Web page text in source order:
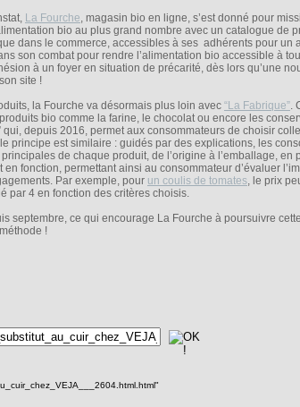
La Fourche, magasin bio en ligne, s’est donné pour
bio au plus grand nombre avec un catalogue de
dans le commerce, accessibles à ses adhérents pour un
son combat pour rendre l’alimentation bio accessible à
à un foyer en situation de précarité, dès lors qu’une
site !
la Fourche va désormais plus loin avec “La Fabrique”.
bio comme la farine, le chocolat ou encore les
qui, depuis 2016, permet aux consommateurs de choisir
principe est similaire : guidés par des explications, les
de chaque produit, de l’origine à l’emballage, en
fonction, permettant ainsi au consommateur d’évaluer
Par exemple, pour un coulis de tomates, le prix
par 4 en fonction des critères choisis.
septembre, ce qui encourage La Fourche à poursuivre
!